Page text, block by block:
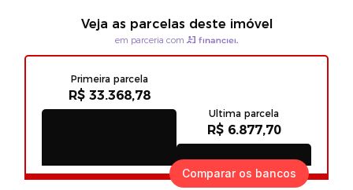
Comparar os bancos